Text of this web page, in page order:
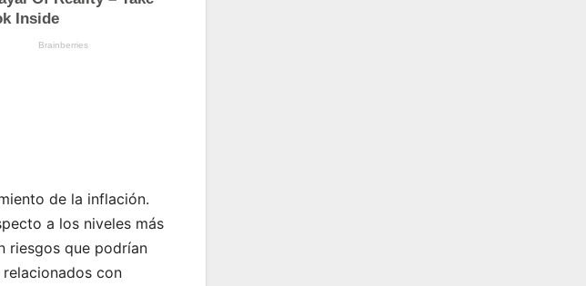
de la inflación.
a los niveles más
riesgos que podrían
con